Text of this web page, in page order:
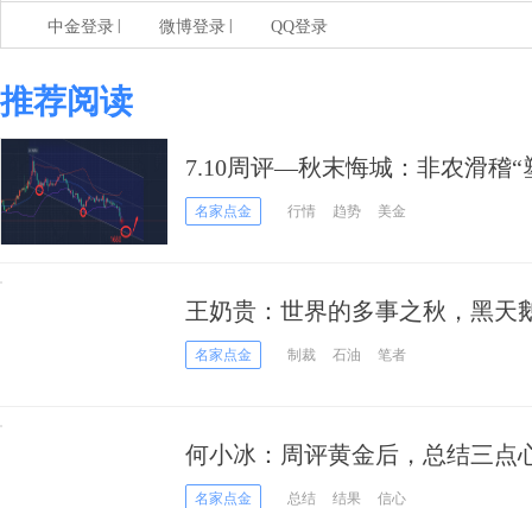
中金登录 微博登录 QQ登录
推荐阅读
7.10周评—秋末悔城：非农滑稽“
间名家点金 行情 趋势 美金
王奶贵：世界的多事之秋，黑天
治冲击金融市场！
名家点金 制裁 石油 笔者
何小冰：周评黄金后，总结三点
名家点金 总结 结果 信心